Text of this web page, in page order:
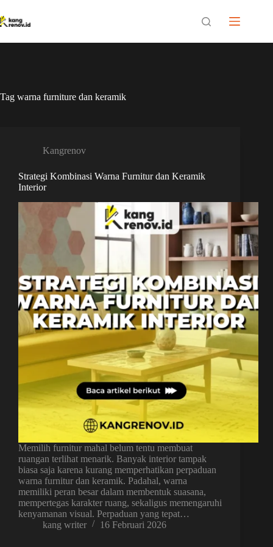
to
content
Tag warna furniture dan keramik
Kangrenov
Strategi Kombinasi Warna Furnitur dan Keramik
Interior
Memilih furnitur mahal belum tentu membuat
ruangan terlihat menarik. Banyak interior tampak
biasa saja karena kurang memperhatikan perpaduan
warna furnitur dan keramik. Padahal, warna
memiliki peran besar dalam membentuk suasana,
mempertegas karakter ruang, sekaligus memengaruhi
kenyamanan visual. Perpaduan yang tepat…
kang writer
16 Februari 2026